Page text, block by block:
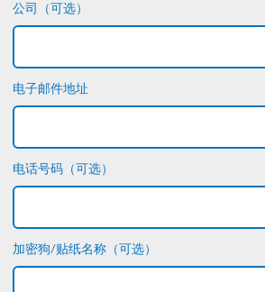
公司（可选）
电子邮件地址
电话号码（可选）
加密狗/贴纸名称（可选）